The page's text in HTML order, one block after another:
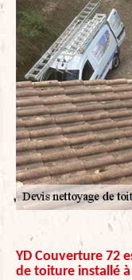
YD Couverture 72
de toiture installé à